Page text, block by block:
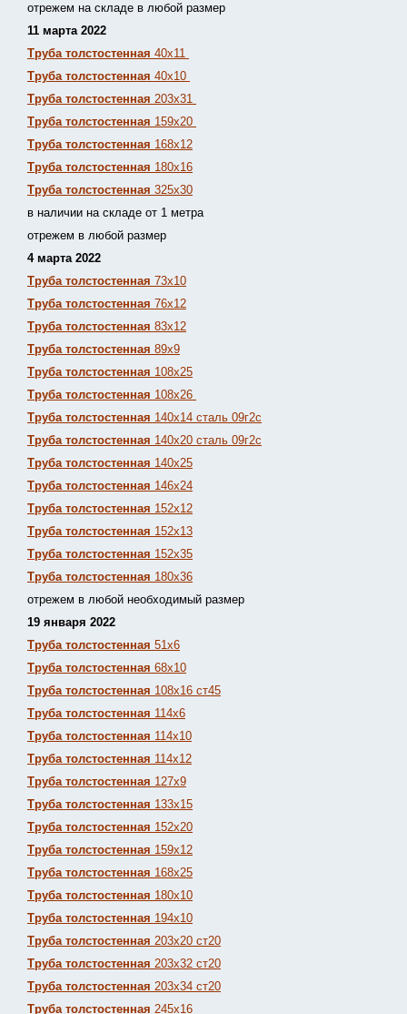
отрежем на складе в любой размер
11 марта 2022
Труба толстостенная 40х11
Труба толстостенная 40х10
Труба толстостенная 203х31
Труба толстостенная 159х20
Труба толстостенная 168х12
Труба толстостенная 180х16
Труба толстостенная 325х30
в наличии на складе от 1 метра
отрежем в любой размер
4 марта 2022
Труба толстостенная 73х10
Труба толстостенная 76х12
Труба толстостенная 83х12
Труба толстостенная 89х9
Труба толстостенная 108х25
Труба толстостенная 108х26
Труба толстостенная 140х14 сталь 09г2с
Труба толстостенная 140х20 сталь 09г2с
Труба толстостенная 140х25
Труба толстостенная 146х24
Труба толстостенная 152х12
Труба толстостенная 152х13
Труба толстостенная 152х35
Труба толстостенная 180х36
отрежем в любой необходимый размер
19 января 2022
Труба толстостенная 51х6
Труба толстостенная 68х10
Труба толстостенная 108х16 ст45
Труба толстостенная 114х6
Труба толстостенная 114х10
Труба толстостенная 114х12
Труба толстостенная 127х9
Труба толстостенная 133х15
Труба толстостенная 152х20
Труба толстостенная 159х12
Труба толстостенная 168х25
Труба толстостенная 180х10
Труба толстостенная 194х10
Труба толстостенная 203х20 ст20
Труба толстостенная 203х32 ст20
Труба толстостенная 203х34 ст20
Труба толстостенная 245х16